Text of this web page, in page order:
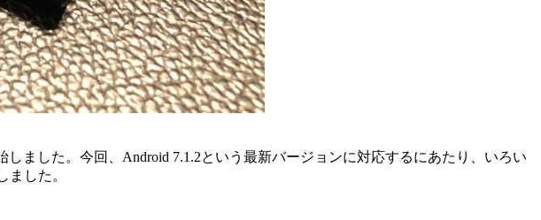
ました。今回、Android 7.1.2という最新バージョンに対応するにあたり、いろい
した。